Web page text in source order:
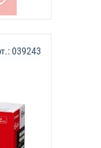
039243